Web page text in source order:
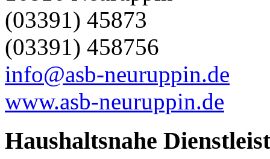
(03391) 45873
(03391) 458756
info@asb-neuruppin.de
www.asb-neuruppin.de
Haushaltsnahe